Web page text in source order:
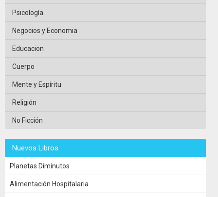
Psicología
Negocios y Economia
Educacion
Cuerpo
Mente y Espíritu
Religión
No Ficción
Nuevos Libros
Planetas Diminutos
Alimentación Hospitalaria